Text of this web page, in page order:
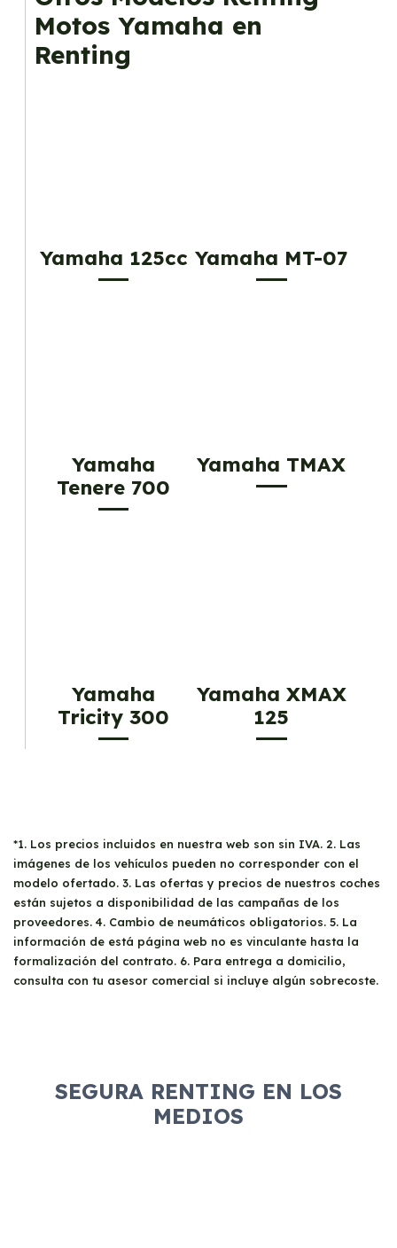
Motos Yamaha en
Renting
Yamaha 125cc Yamaha MT-07
Yamaha
Tenere 700
Yamaha TMAX
Yamaha
Tricity 300
Yamaha XMAX
125
*1. Los precios incluidos en nuestra web son sin IVA. 2. Las
imágenes de los vehículos pueden no corresponder con el
modelo ofertado. 3. Las ofertas y precios de nuestros coches
están sujetos a disponibilidad de las campañas de los
proveedores. 4. Cambio de neumáticos obligatorios. 5. La
información de está página web no es vinculante hasta la
formalización del contrato. 6. Para entrega a domicilio,
consulta con tu asesor comercial si incluye algún sobrecoste.
SEGURA RENTING EN LOS
MEDIOS